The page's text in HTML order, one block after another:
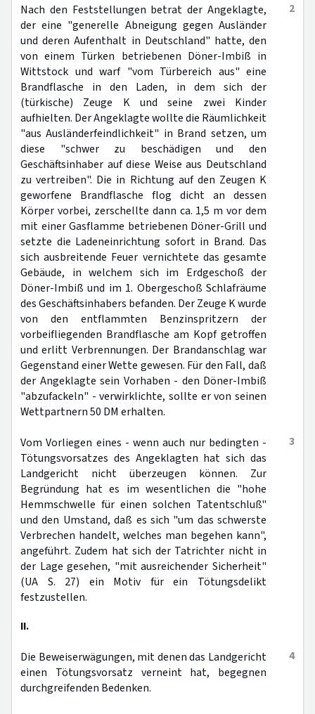
2
Nach den Feststellungen betrat der Angeklagte,
der eine "generelle Abneigung gegen Ausländer
und deren Aufenthalt in Deutschland" hatte, den
von einem Türken betriebenen Döner-Imbiß in
Wittstock und warf "vom Türbereich aus" eine
Brandflasche in den Laden, in dem sich der
(türkische) Zeuge K und seine zwei Kinder
aufhielten. Der Angeklagte wollte die Räumlichkeit
"aus Ausländerfeindlichkeit" in Brand setzen, um
diese "schwer zu beschädigen und den
Geschäftsinhaber auf diese Weise aus Deutschland
zu vertreiben". Die in Richtung auf den Zeugen K
geworfene Brandflasche flog dicht an dessen
Körper vorbei, zerschellte dann ca. 1,5 m vor dem
mit einer Gasflamme betriebenen Döner-Grill und
setzte die Ladeneinrichtung sofort in Brand. Das
sich ausbreitende Feuer vernichtete das gesamte
Gebäude, in welchem sich im Erdgeschoß der
Döner-Imbiß und im 1. Obergeschoß Schlafräume
des Geschäftsinhabers befanden. Der Zeuge K wurde
von den entflammten Benzinspritzern der
vorbeifliegenden Brandflasche am Kopf getroffen
und erlitt Verbrennungen. Der Brandanschlag war
Gegenstand einer Wette gewesen. Für den Fall, daß
der Angeklagte sein Vorhaben - den Döner-Imbiß
"abzufackeln" - verwirklichte, sollte er von seinen
Wettpartnern 50 DM erhalten.
3
Vom Vorliegen eines - wenn auch nur bedingten -
Tötungsvorsatzes des Angeklagten hat sich das
Landgericht nicht überzeugen können. Zur
Begründung hat es im wesentlichen die "hohe
Hemmschwelle für einen solchen Tatentschluß"
und den Umstand, daß es sich "um das schwerste
Verbrechen handelt, welches man begehen kann",
angeführt. Zudem hat sich der Tatrichter nicht in
der Lage gesehen, "mit ausreichender Sicherheit"
(UA S. 27) ein Motiv für ein Tötungsdelikt
festzustellen.
II.
4
Die Beweiserwägungen, mit denen das Landgericht
einen Tötungsvorsatz verneint hat, begegnen
durchgreifenden Bedenken.